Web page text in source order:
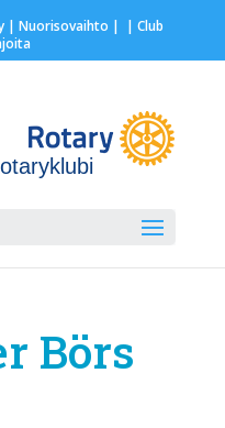
| Nuorisovaihto | | Club
Börs